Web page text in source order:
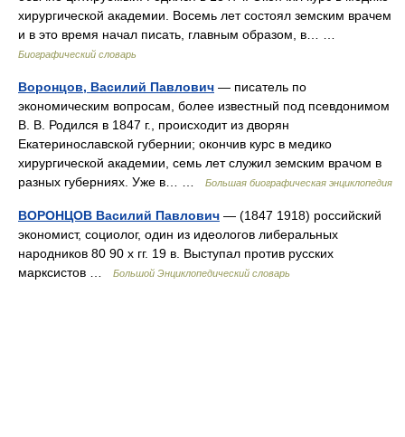
хирургической академии. Восемь лет состоял земским врачем
и в это время начал писать, главным образом, в… …
Биографический словарь
Воронцов, Василий Павлович — писатель по
экономическим вопросам, более известный под псевдонимом
В. В. Родился в 1847 г., происходит из дворян
Екатеринославской губернии; окончив курс в медико
хирургической академии, семь лет служил земским врачом в
разных губерниях. Уже в… …
Большая биографическая энциклопедия
ВОРОНЦОВ Василий Павлович — (1847 1918) российский
экономист, социолог, один из идеологов либеральных
народников 80 90 х гг. 19 в. Выступал против русских
марксистов …
Большой Энциклопедический словарь